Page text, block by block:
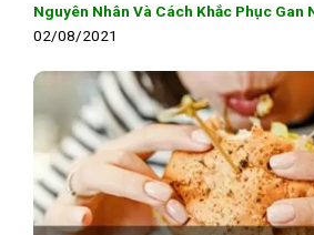
Nguyên Nhân Và Cách Khắc Phục Gan
02/08/2021